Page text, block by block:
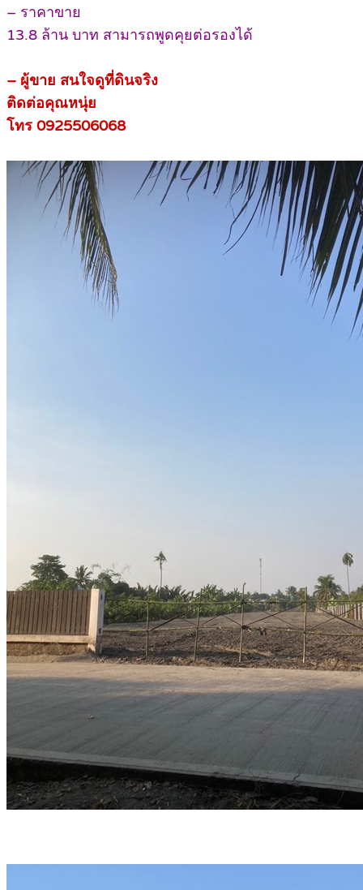
– ราคาขาย
13.8 ล้าน บาท สามารถพูดคุยต่อรองได้
– ผู้ขาย สนใจดูที่ดินจริง
ติดต่อคุณหนุ่ย
โทร 0925506068